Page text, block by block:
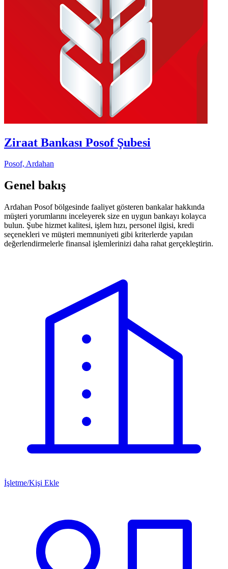
Ziraat Bankası Posof Şubesi
Posof, Ardahan
Genel bakış
Ardahan Posof bölgesinde faaliyet gösteren bankalar hakkında
müşteri yorumlarını inceleyerek size en uygun bankayı kolayca
bulun. Şube hizmet kalitesi, işlem hızı, personel ilgisi, kredi
seçenekleri ve müşteri memnuniyeti gibi kriterlerde yapılan
değerlendirmelerle finansal işlemlerinizi daha rahat gerçekleştirin.
İşletme/Kişi Ekle